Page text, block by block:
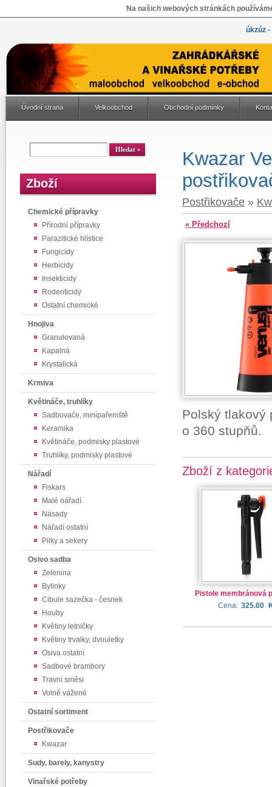
Na našich webových stránkách
úkzúz
Úvodní strana Velkoobchod Obchodní podmínky
Zboží
Chemické přípravky
Přírodní přípravky
Parazitické hlístice
Fungicidy
Herbicidy
Insekticidy
Rodenticidy
Ostatní chemické
Hnojiva
Granulovaná
Kapalná
Krystalická
Krmiva
Květináče, truhlíky
Sadbovače, minipařeniště
Keramika
Květináče, podmisky plastové
Truhlíky, podmisky plastové
Nářadí
Fiskars
Malé nářadí
Násady
Nářadí ostatní
Pilky a sekery
Osivo sadba
Zelenina
Bylinky
Cibule sazečka - česnek
Houby
Květiny letničky
Květiny trvalky, dvouletky
Osiva ostatní
Sadbové brambory
Travní směsi
Volně vážené
Ostatní sortiment
Postřikovače
Kwazar
Sudy, barely, kanystry
Vinařské potřeby
Kwazar
Postřikovače »
« Předchozí
Polský tlakový
o 360 stupňů.
Zboží z
Pistole membránová
Cena: 325.00